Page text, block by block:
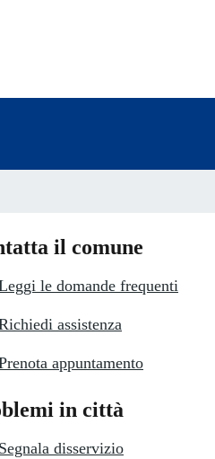
3 stelle su 5
2 stelle su 5
il comune
le domande frequenti
assistenza
appuntamento
in città
Segnala disservizio